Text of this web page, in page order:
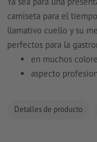
camiseta para el
llamativo cuello y su
perfectos para la
en muchos
aspecto
Detalles de producto